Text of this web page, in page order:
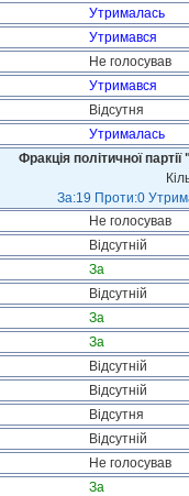
Утрималась
Утримався
Не голосував
Утримався
Відсутня
Утрималась
Фракція політичної
За:19 Проти:0
Не голосував
Відсутній
За
Відсутній
За
За
Відсутній
Відсутній
Відсутня
Відсутній
Не голосував
За